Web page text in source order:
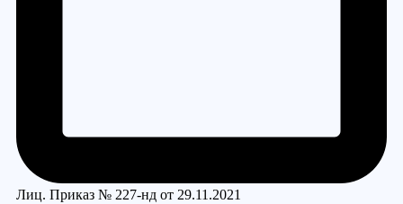
Лиц. Приказ № 227-нд от 29.11.2021